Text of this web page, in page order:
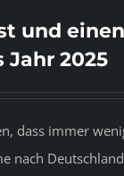
und
Jahr 2025
dass immer
nach